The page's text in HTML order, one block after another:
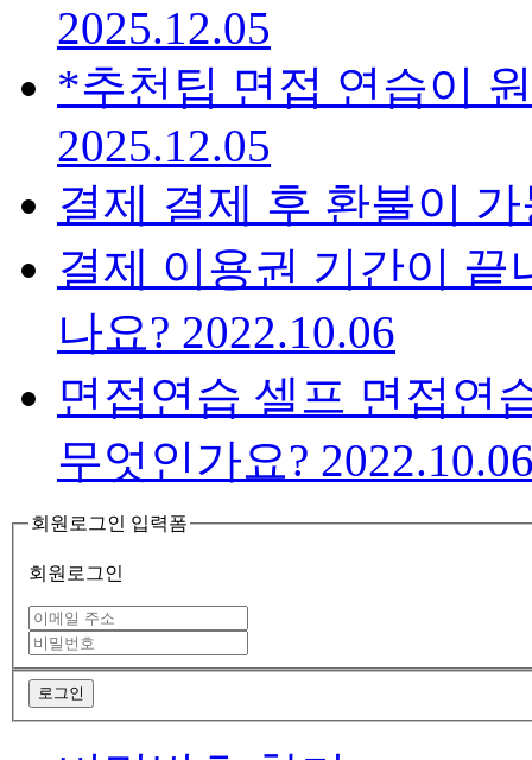
2025.12.05
*추천팁 면접 연습이
2025.12.05
결제 결제 후 환불이
결제 이용권 기간이 끝
나요? 2022.10.06
면접연습 셀프 면접연
무엇인가요?
회원로그인 입력폼
회원로그인
로그인